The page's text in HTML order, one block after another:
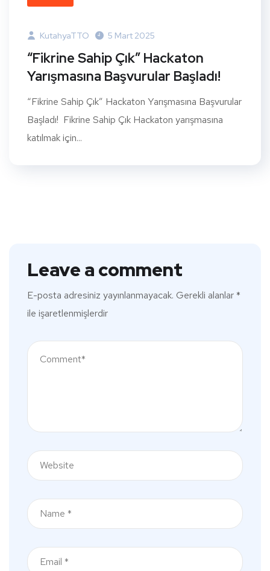
KutahyaTTO 5 Mart 2025
“Fikrine Sahip Çık” Hackaton
Yarışmasına Başvurular Başladı!
“Fikrine Sahip Çık” Hackaton Yarışmasına Başvurular
Başladı! Fikrine Sahip Çık Hackaton yarışmasına
katılmak için...
Leave a comment
E-posta adresiniz yayınlanmayacak. Gerekli alanlar*
ile işaretlenmişlerdir